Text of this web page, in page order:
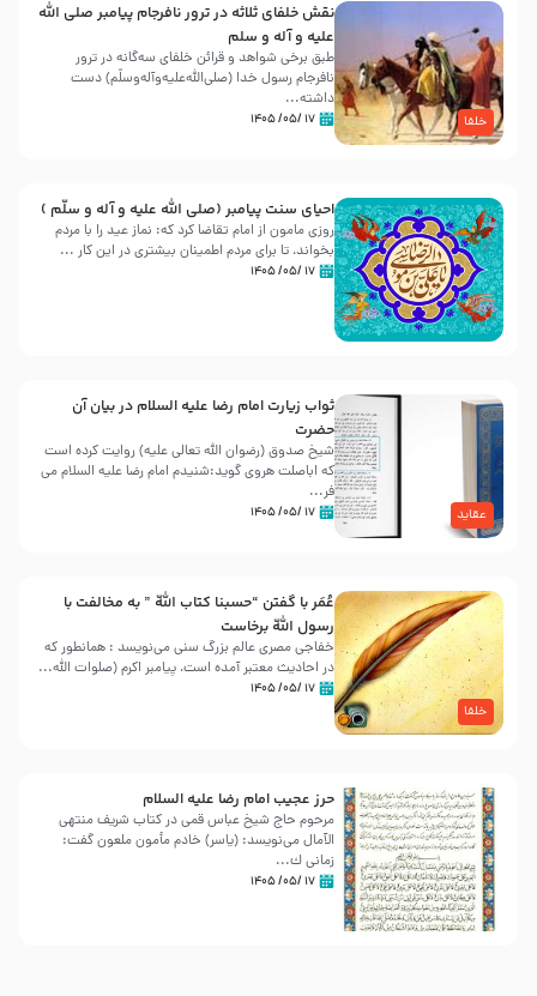
خلفا
نقش خلفای ثلاثه در ترور نافرجام پیامبر صلی الله
علیه و آله و سلم
طبق برخی شواهد و قرائن خلفای سه‌گانه در ترور
نافرجام رسول خدا (صلی‌الله‌علیه‌و‌آله‌وسلّم) دست
داشته‌...
۱۷ /۰۵/ ۱۴۰۵
احیای سنت پیامبر (صلی الله علیه و آله و سلّم )
روزی مامون از امام تقاضا کرد که: نماز عید را با مردم
بخواند، تا برای مردم اطمینان بیشتری در این کار ...
۱۷ /۰۵/ ۱۴۰۵
عقاید
ثواب زیارت امام رضا علیه السلام در بیان آن
حضرت
شیخ صدوق (رضوان الله تعالی علیه) روایت کرده است
که اباصلت هروی گوید:شنیدم امام رضا علیه السلام می
فر...
۱۷ /۰۵/ ۱۴۰۵
خلفا
عُمَر با گفتن “حسبنا كتاب اللّه ” به مخالفت با
رسول اللّه برخاست
خفاجی مصری عالم بزرگ سنی می‌نویسد : همانطور که
در احادیث معتبر آمده است، پیامبر اکرم (صلوات اللّه...
۱۷ /۰۵/ ۱۴۰۵
حرز عجیب امام رضا علیه السلام
مرحوم حاج شیخ عباس قمی در کتاب شریف منتهی
الآمال می‌نویسد: (ياسر) خادم مأمون ملعون گفت:
زمانى ك...
۱۷ /۰۵/ ۱۴۰۵